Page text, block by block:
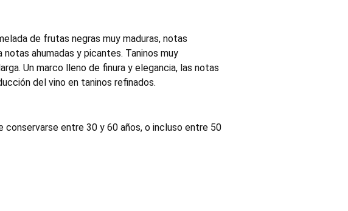
de frutas negras muy maduras, notas
ahumadas y picantes. Taninos muy
Un marco lleno de finura y elegancia, las notas
del vino en taninos refinados.
conservarse entre 30 y 60 años, o incluso entre 50